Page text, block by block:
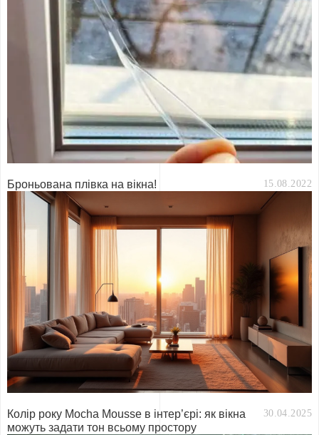
Броньована плівка на вікна! 15.08.2022
Колір року Mocha Mousse в інтер’єрі: як вікна
можуть задати тон всьому простору
30.04.2025